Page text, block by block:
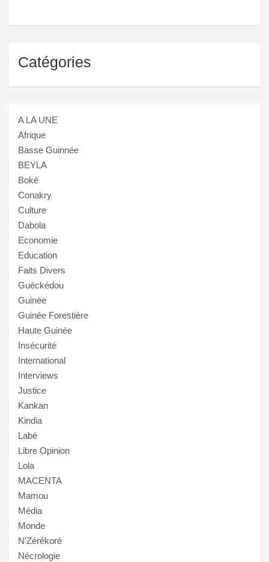
Catégories
A LA UNE
Afrique
Basse Guinnée
BEYLA
Boké
Conakry
Culture
Dabola
Economie
Education
Faits Divers
Guéckédou
Guinée
Guinée Forestière
Haute Guinée
Insécurité
International
Interviews
Justice
Kankan
Kindia
Labé
Libre Opinion
Lola
MACENTA
Mamou
Média
Monde
N'Zérékoré
Nécrologie